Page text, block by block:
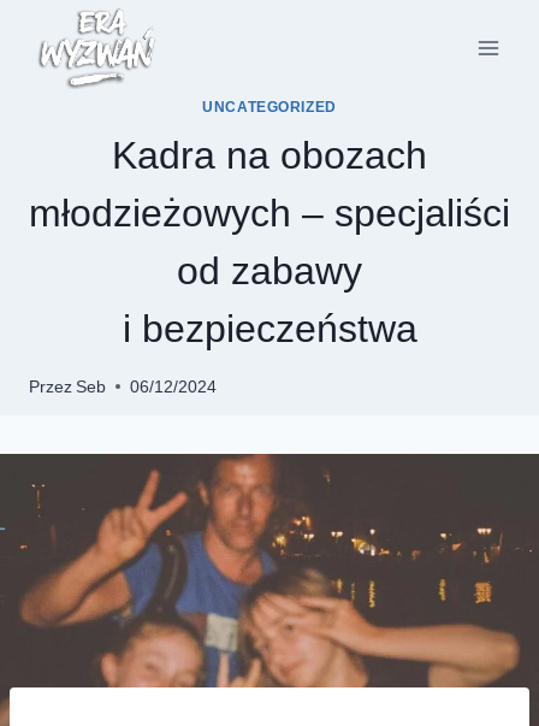
UNCATEGORIZED
Kadra na obozach
młodzieżowych – specjaliści
od zabawy
i bezpieczeństwa
Przez Seb 06/12/2024